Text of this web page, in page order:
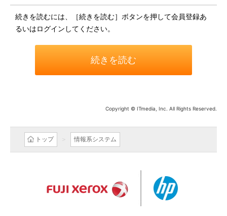
続きを読むには、［続きを読む］ボタンを押して会員登録あ
るいはログインしてください。
続きを読む
Copyright © ITmedia, Inc. All Rights Reserved.
トップ 情報系システム